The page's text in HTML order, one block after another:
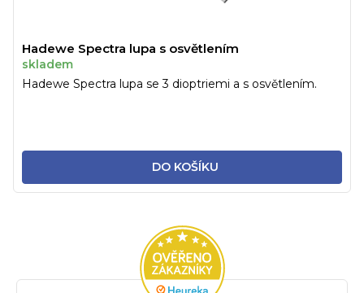
Hadewe Spectra lupa s osvětlením
skladem
DO KOŠÍKU
Hadewe Spectra lupa se 3 dioptriemi a s osvětlením.